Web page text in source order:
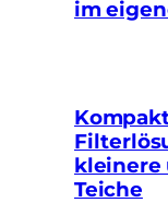
im
kleinere
Teiche